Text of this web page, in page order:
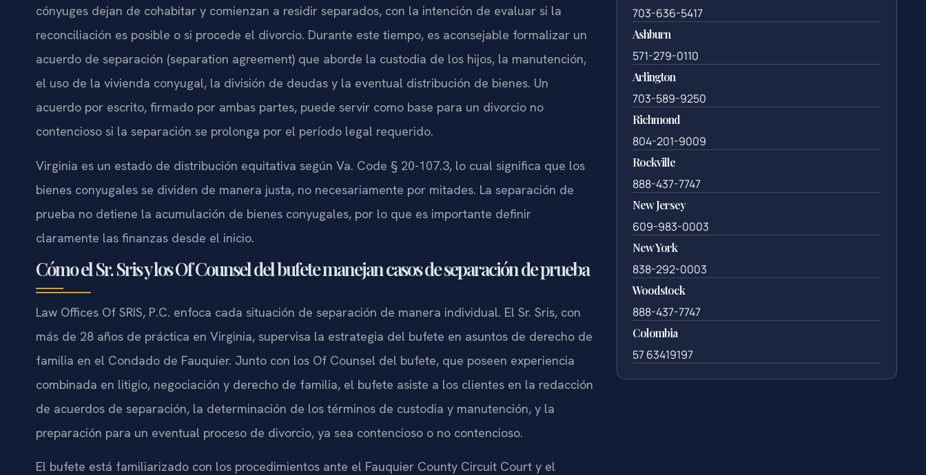
cónyuges dejan de cohabitar y comienzan a residir separados, con la intención de evaluar si la
reconciliación es posible o si procede el divorcio. Durante este tiempo, es aconsejable formalizar un
acuerdo de separación (separation agreement) que aborde la custodia de los hijos, la manutención,
el uso de la vivienda conyugal, la división de deudas y la eventual distribución de bienes. Un
acuerdo por escrito, firmado por ambas partes, puede servir como base para un divorcio no
contencioso si la separación se prolonga por el período legal requerido.
Virginia es un estado de distribución equitativa según Va. Code § 20-107.3, lo cual significa que los
bienes conyugales se dividen de manera justa, no necesariamente por mitades. La separación de
prueba no detiene la acumulación de bienes conyugales, por lo que es importante definir
claramente las finanzas desde el inicio.
Cómo el Sr. Sris y los Of Counsel del bufete manejan casos de separación de prueba
Law Offices Of SRIS, P.C. enfoca cada situación de separación de manera individual. El Sr. Sris, con
más de 28 años de práctica en Virginia, supervisa la estrategia del bufete en asuntos de derecho de
familia en el Condado de Fauquier. Junto con los Of Counsel del bufete, que poseen experiencia
combinada en litigio, negociación y derecho de familia, el bufete asiste a los clientes en la redacción
de acuerdos de separación, la determinación de los términos de custodia y manutención, y la
preparación para un eventual proceso de divorcio, ya sea contencioso o no contencioso.
El bufete está familiarizado con los procedimientos ante el Fauquier County Circuit Court y el
703-636-5417
Ashburn
571-279-0110
Arlington
703-589-9250
Richmond
804-201-9009
Rockville
888-437-7747
New Jersey
609-983-0003
New York
838-292-0003
Woodstock
888-437-7747
Colombia
57 63419197